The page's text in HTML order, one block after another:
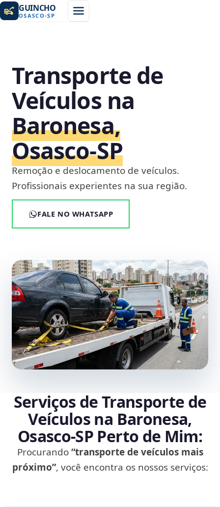
GUINCHO
OSASCO-SP
Transporte de
Veículos na
Baronesa,
Osasco‑SP
Remoção e deslocamento de veículos.
Profissionais experientes na sua região.
FALE NO WHATSAPP
Serviços de Transporte de
Veículos na Baronesa,
Osasco‑SP Perto de Mim:
Procurando“transporte de veículos mais
próximo”, você encontra os nossos serviços: